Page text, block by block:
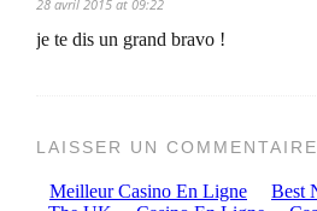
28 avril 2015 at 09:22
je te dis un grand bravo !
LAISSER UN COMMENTAIRE